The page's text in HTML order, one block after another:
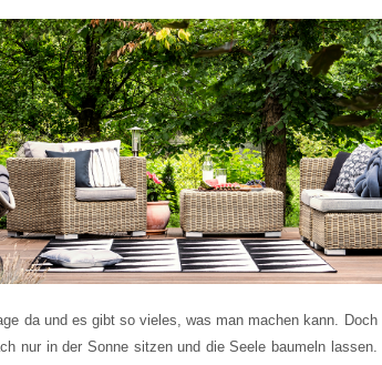
da und es gibt so vieles, was man machen kann.
nur in der Sonne sitzen und die Seele baumeln